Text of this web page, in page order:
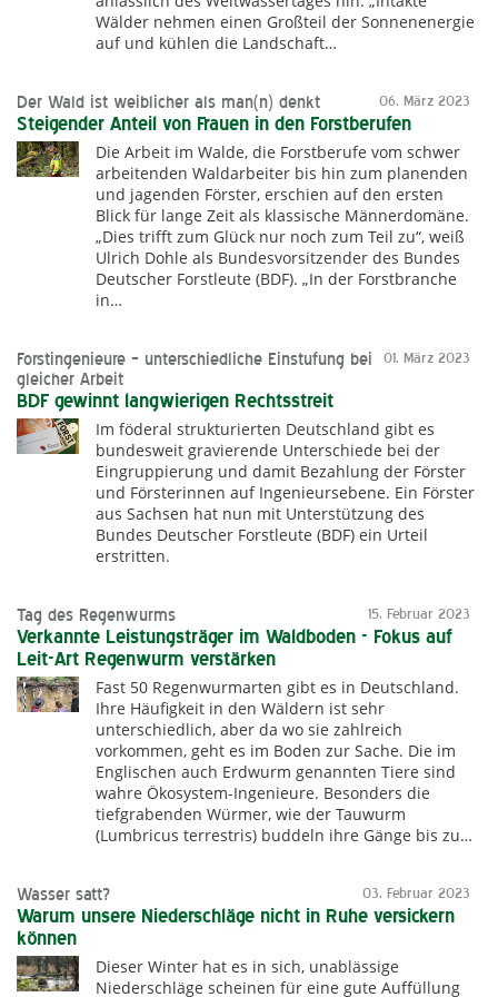
Wälder nehmen einen Großteil der Sonnenenergie
auf und kühlen die Landschaft…
06. März 2023
Der Wald ist weiblicher als man(n) denkt
Steigender Anteil von Frauen in den Forstberufen
Die Arbeit im Walde, die Forstberufe vom schwer
arbeitenden Waldarbeiter bis hin zum planenden
und jagenden Förster, erschien auf den ersten
Blick für lange Zeit als klassische Männerdomäne.
„Dies trifft zum Glück nur noch zum Teil zu“, weiß
Ulrich Dohle als Bundesvorsitzender des Bundes
Deutscher Forstleute (BDF). „In der Forstbranche
in…
01. März 2023
Forstingenieure – unterschiedliche Einstufung bei
gleicher Arbeit
BDF gewinnt langwierigen Rechtsstreit
Im föderal strukturierten Deutschland gibt es
bundesweit gravierende Unterschiede bei der
Eingruppierung und damit Bezahlung der Förster
und Försterinnen auf Ingenieursebene. Ein Förster
aus Sachsen hat nun mit Unterstützung des
Bundes Deutscher Forstleute (BDF) ein Urteil
erstritten.
15. Februar 2023
Tag des Regenwurms
Verkannte Leistungsträger im Waldboden - Fokus auf
Leit-Art Regenwurm verstärken
Fast 50 Regenwurmarten gibt es in Deutschland.
Ihre Häufigkeit in den Wäldern ist sehr
unterschiedlich, aber da wo sie zahlreich
vorkommen, geht es im Boden zur Sache. Die im
Englischen auch Erdwurm genannten Tiere sind
wahre Ökosystem-Ingenieure. Besonders die
tiefgrabenden Würmer, wie der Tauwurm
(Lumbricus terrestris) buddeln ihre Gänge bis zu…
03. Februar 2023
Wasser satt?
Warum unsere Niederschläge nicht in Ruhe versickern
können
Dieser Winter hat es in sich, unablässige
Niederschläge scheinen für eine gute Auffüllung